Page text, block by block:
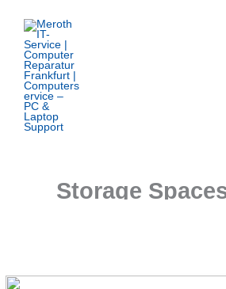
Inhalt
springen
Storage